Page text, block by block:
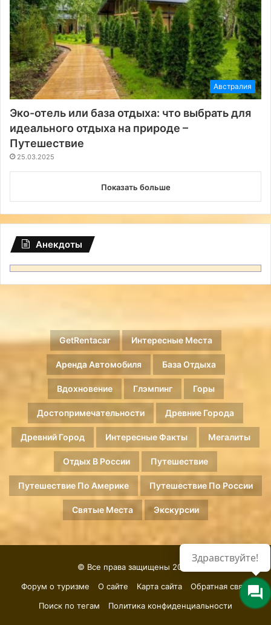
Австралия
Эко-отель или база отдыха: что выбрать для
идеального отдыха на природе –
Путешествие
25.03.2025
Показать больше
Анекдоты
GetRentacar Интересные Места
Аренда Автомобиля База Отдыха
Вдохновение Глэмпинг Горы
Достопримечательности Древние Города
Древний Город Интересные Факты Мегалиты
Отдых В России Путешествие
Путешествие По Америке Путешествие По России
Святые Места Экскурсии
© Все права защищены 2026.
Форум о туризме
О сайте Карта сайта
Обратная связь
Поиск по тегам
Политика конфиденциальности
Здравствуйте!